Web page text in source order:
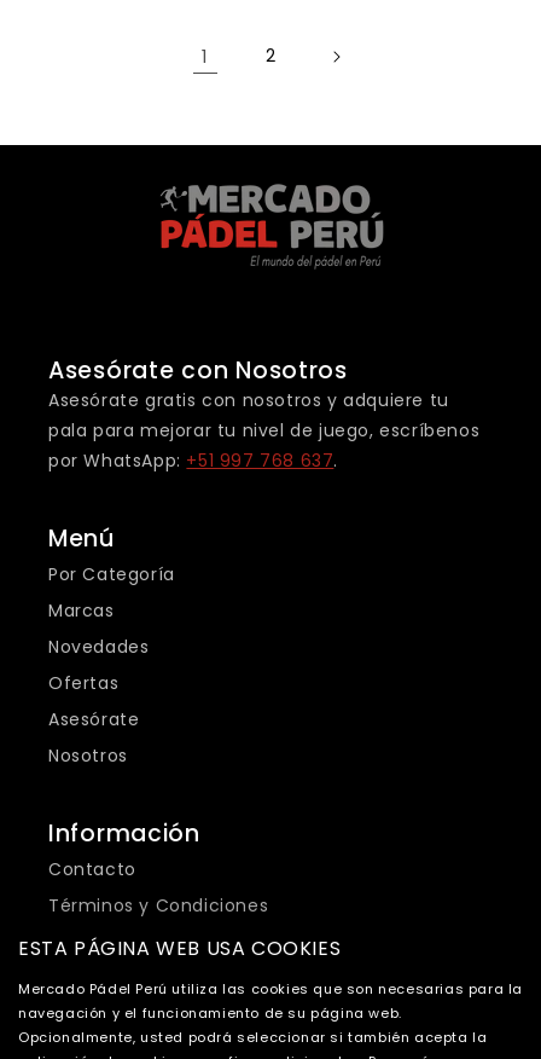
1 2
Asesórate con Nosotros
Asesórate gratis con nosotros y adquiere tu
pala para mejorar tu nivel de juego, escríbenos
por WhatsApp: +51 997 768 637.
Menú
Por Categoría
Marcas
Novedades
Ofertas
Asesórate
Nosotros
Información
Contacto
Términos y Condiciones
Política de Privacidad
Cambios y Devoluciones
Envíos
Libro de Reclamaciones
ESTA PÁGINA WEB USA COOKIES
Mercado Pádel Perú utiliza las cookies que son necesarias para la
navegación y el funcionamiento de su página web.
Opcionalmente, usted podrá seleccionar si también acepta la